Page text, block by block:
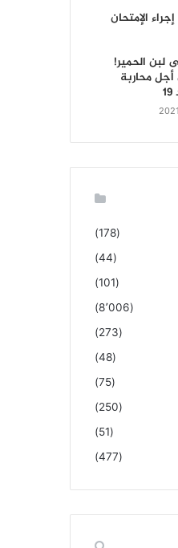
الإمتحان
لبن الحمير!
أجل محاربة
(178)
(44)
(101)
(8٬006)
(273)
(48)
(75)
(250)
(51)
(477)